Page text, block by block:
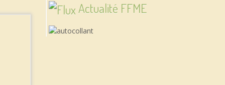
Actualité FFME